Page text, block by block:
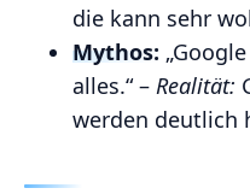
die kann sehr
Mythos:
alles.“ – Realität:
werden deutlich